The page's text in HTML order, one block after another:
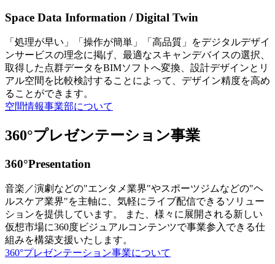
Space Data Information / Digital Twin
「処理が早い」「操作が簡単」「高品質」をデジタルデザイ
ンサービスの理念に掲げ、最適なスキャンデバイスの選択、
取得した点群データをBIMソフトへ変換、設計デザインとリ
アル空間を比較検討することによって、デザイン精度を高め
ることができます。
空間情報事業部について
360°プレゼンテーション事業
360°Presentation
音楽／演劇などの"エンタメ業界"やスポーツジムなどの"ヘ
ルスケア業界"を主軸に、気軽にライブ配信できるソリュー
ションを提供しています。 また、様々に展開される新しい
仮想市場に360度ビジュアルコンテンツで事業参入できる仕
組みを構築支援いたします。
360°プレゼンテーション事業について